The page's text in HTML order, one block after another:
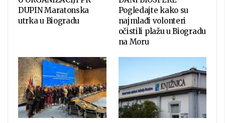
DUPIN Maratonska
utrka u Biogradu
Pogledajte kako su
najmlađi volonteri
očistili plažu u Biogradu
na Moru